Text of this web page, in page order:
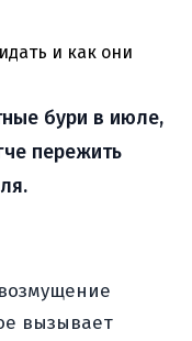
и как они
бури в июле,
пережить
вызывает